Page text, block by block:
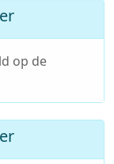
op de